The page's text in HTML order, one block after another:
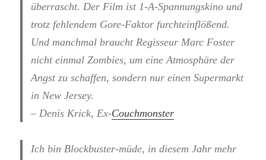
überrascht. Der Film ist 1-A-Spannungskino und
trotz fehlendem Gore-Faktor furchteinflößend.
Und manchmal braucht Regisseur Marc Foster
nicht einmal Zombies, um eine Atmosphäre der
Angst zu schaffen, sondern nur einen Supermarkt
in New Jersey.
– Denis Krick, Ex-Couchmonster
Ich bin Blockbuster-müde, in diesem Jahr mehr